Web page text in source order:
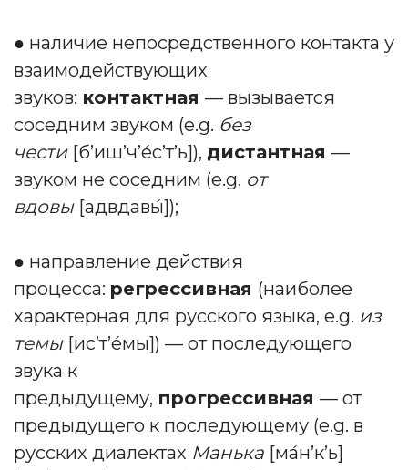
● наличие непосредственного контакта у
взаимодействующих
звуков: контактная — вызывается
соседним звуком (e.g. без
чести [б’иш’ч’е́c’т’ь]), дистантная —
звуком не соседним (e.g. от
вдовы [адвдавы́]);
● направление действия
процесса: регрессивная (наиболее
характерная для русского языка, e.g. из
темы [ис’т’е́мы]) — от последующего
звука к
предыдущему, прогрессивная — от
предыдущего к последующему (e.g. в
русских диалектах Манька [ма́н’к’ь]